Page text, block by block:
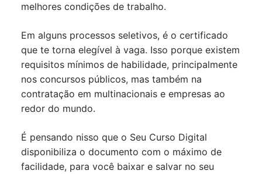
melhores condições de trabalho.
Em alguns processos seletivos, é o certificado
que te torna elegível à vaga. Isso porque existem
requisitos mínimos de habilidade, principalmente
nos concursos públicos, mas também na
contratação em multinacionais e empresas ao
redor do mundo.
É pensando nisso que o Seu Curso Digital
disponibiliza o documento com o máximo de
facilidade, para você baixar e salvar no seu